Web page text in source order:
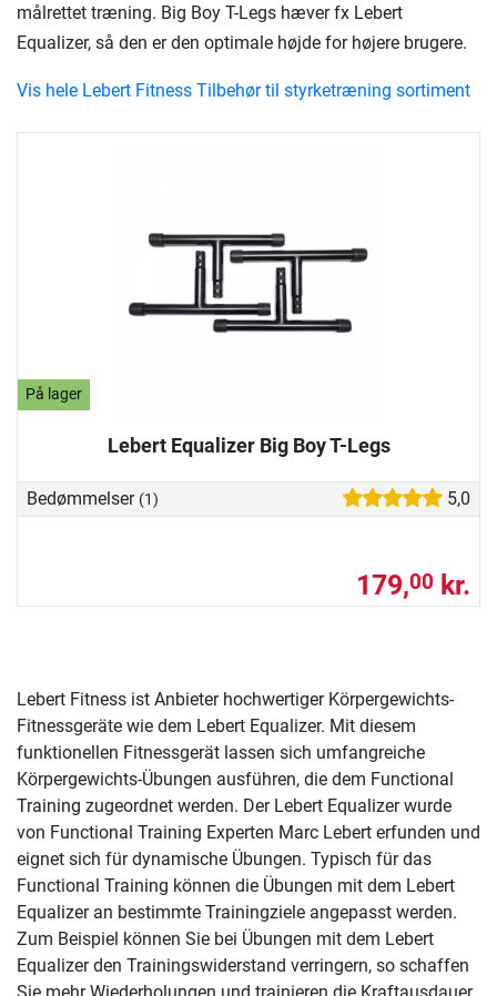
På lager
Lebert Equalizer Big Boy T-Legs
Bedømmelser (1) 5,0
179,00 kr.
målrettet træning. Big Boy T-Legs hæver fx Lebert
Equalizer, så den er den optimale højde for højere brugere.
Vis hele Lebert Fitness Tilbehør til styrketræning sortiment
Lebert Fitness ist Anbieter hochwertiger Körpergewichts-
Fitnessgeräte wie dem Lebert Equalizer. Mit diesem
funktionellen Fitnessgerät lassen sich umfangreiche
Körpergewichts-Übungen ausführen, die dem Functional
Training zugeordnet werden. Der Lebert Equalizer wurde
von Functional Training Experten Marc Lebert erfunden und
eignet sich für dynamische Übungen. Typisch für das
Functional Training können die Übungen mit dem Lebert
Equalizer an bestimmte Trainingziele angepasst werden.
Zum Beispiel können Sie bei Übungen mit dem Lebert
Equalizer den Trainingswiderstand verringern, so schaffen